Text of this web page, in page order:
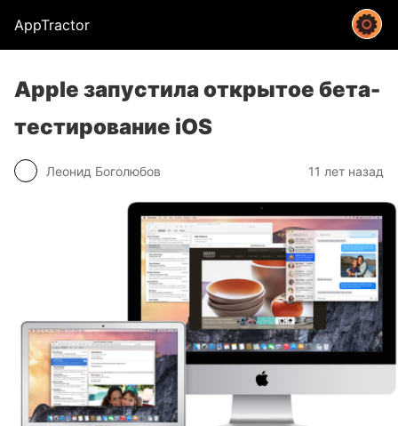
AppTractor
Apple запустила открытое бета-
тестирование iOS
Леонид Боголюбов 11 лет назад